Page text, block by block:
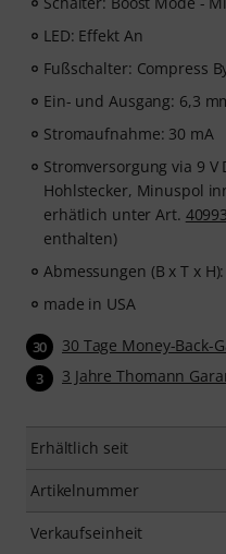
LED: Effekt An
Fußschalter: Compress
Ein- und Ausgang: 6,3
Stromaufnahme: 30 mA
Stromversorgung via 9 V
Hohlstecker, Minuspol
erhätlich unter Art.
enthalten)
Abmessungen (B x T x
made in USA
30 30 Tage Money-Back-
3 3 Jahre Thomann
Erhältlich seit
Artikelnummer
Verkaufseinheit